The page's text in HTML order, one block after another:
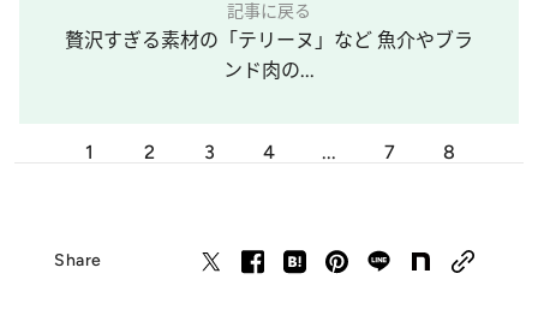
記事に戻る
贅沢すぎる素材の「テリーヌ」など 魚介やブラ
ンド肉の...
1 2 3 4 ... 7 8
Share